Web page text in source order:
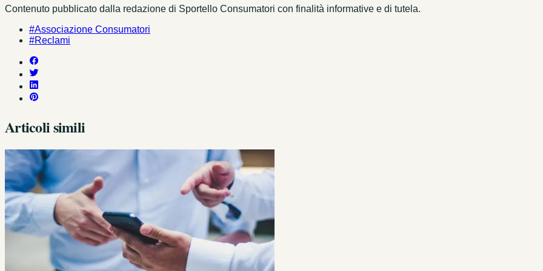
Contenuto pubblicato dalla redazione di Sportello Consumatori con finalità informative e di tutela.
#Associazione Consumatori
#Reclami
Articoli simili